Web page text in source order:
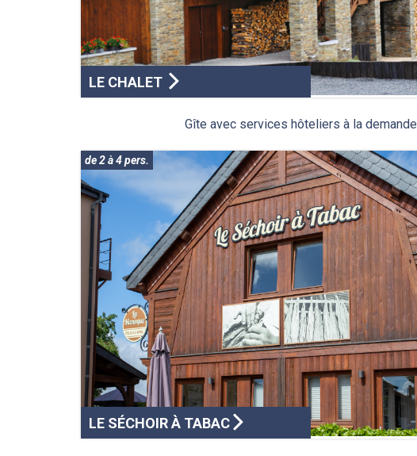
LE CHALET
Gîte avec services hôteliers à la demande
de 2 à 4 pers.
LE SÉCHOIR À TABAC